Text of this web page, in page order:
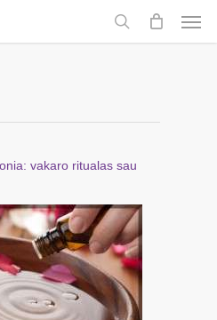
search
vakaro ritualas sau